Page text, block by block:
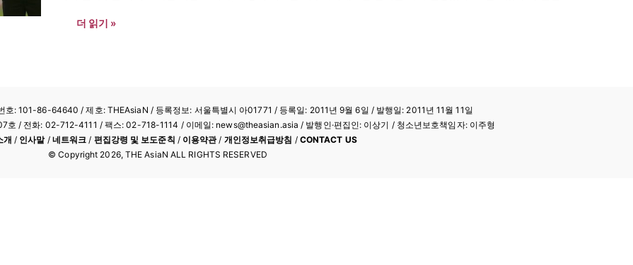
석방·고문…
더 읽기 »
호: 101-86-64640 / 제호: THEAsiaN / 등록정보: 서울특별시 아01771 / 등록일: 2011년 9월 6일 / 발행일: 2011년 11월 11일
호 / 전화: 02-712-4111 / 팩스: 02-718-1114 / 이메일: news@theasian.asia / 발행인·편집인: 이상기 / 청소년보호책임자: 이주형
개 / 인사말/ 네트워크 / 편집강령 및 보도준칙 / 이용약관/ 개인정보취급방침 / CONTACT US
© Copyright 2026, THE AsiaN ALL RIGHTS RESERVED